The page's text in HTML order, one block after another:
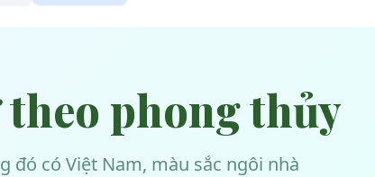
theo phong thủy
đó có Việt Nam, màu sắc ngôi nhà